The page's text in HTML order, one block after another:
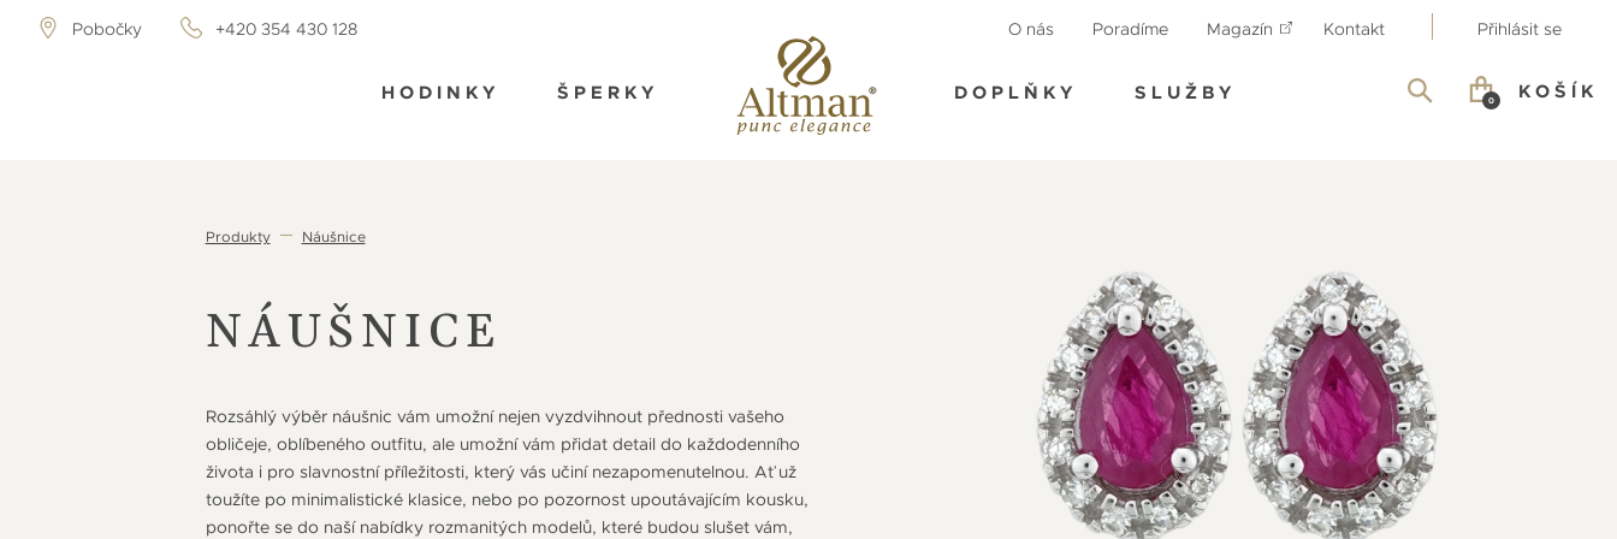
Pobočky +420 354 430 128 O nás Poradíme Magazín Kontakt Přihlásit se
HODINKY ŠPERKY DOPLŇKY SLUŽBY KOŠÍK
0
Produkty Náušnice
NÁUŠNICE
Rozsáhlý výběr náušnic vám umožní nejen vyzdvihnout přednosti vašeho
obličeje, oblíbeného outfitu, ale umožní vám přidat detail do každodenního
života i pro slavnostní příležitosti, který vás učiní nezapomenutelnou. Ať už
toužíte po minimalistické klasice, nebo po pozornost upoutávajícím kousku,
ponořte se do naší nabídky rozmanitých modelů, které budou slušet vám,